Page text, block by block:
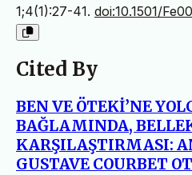
1;4(1):27-41. doi:10.1501/
Cited By
BEN VE ÖTEKİ’NE
BAĞLAMINDA,
KARŞILAŞTIRMASI:
GUSTAVE COURBET